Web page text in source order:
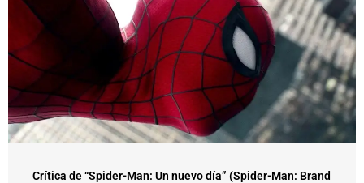
Crítica de “Spider-Man: Un nuevo día” (Spider-Man: Brand